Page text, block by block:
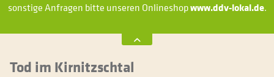
sonstige Anfragen bitte unseren Onlineshopwww.ddv-lokal.de.
Tod im Kirnitzschtal